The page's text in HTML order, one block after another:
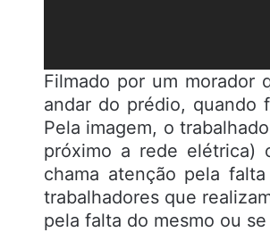
Filmado por um morador
andar do prédio, quando
Pela imagem, o
próximo a rede elétrica)
chama atenção pela
trabalhadores que
pela falta do mesmo ou